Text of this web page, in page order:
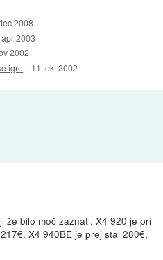
2008
apr 2003
2002
igre :: 11. okt 2002
že bilo moč zaznati. X4 920 je pri
X4 940BE je prej stal 280€,